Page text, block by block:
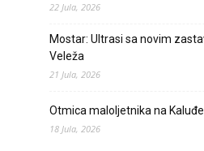
22 Jula, 2026
Mostar: Ultrasi sa novim
Veleža
21 Jula, 2026
Otmica maloljetnika na
18 Jula, 2026